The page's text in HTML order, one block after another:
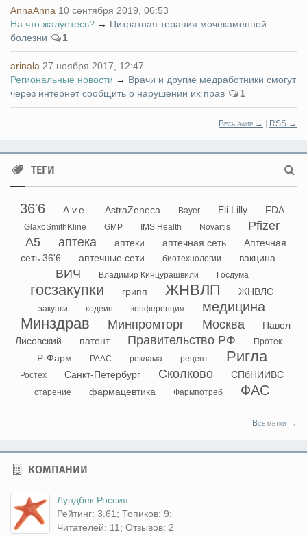
AnnaAnna 10 сентября 2019, 06:53
На что жалуетесь? → Цитратная терапия мочекаменной
болезни
1
arinala 27 ноября 2017, 12:47
Региональные новости → Врачи и другие медработники смогут
через интернет сообщить о нарушении их прав
1
Весь эфир → RSS →
ТЕГИ
36'6 A.v.e. AstraZeneca Bayer Eli Lilly FDA
GlaxoSmithKline GMP IMS Health Novartis
Pfizer
А5
аптека аптеки аптечная сеть
Аптечная
сеть 36'6
аптечные сети биотехнологии вакцина
ВИЧ Владимир Кинцурашвили Госдума
госзакупки грипп ЖНВЛП ЖНВЛС
закупки кодеин конференция медицина
Минздрав Минпромторг Москва
Павел
Лисовский
патент Правительство РФ Протек
Р-Фарм РААС реклама рецепт Ригла
Ростех Санкт-Петербург Сколково СПбНИИВС
старение фармацевтика Фармпотреб ФАС
Все метки →
КОМПАНИИ
Лундбек Россия
Рейтинг: 3.61; Топиков: 9;
Читателей: 11; Отзывов: 2